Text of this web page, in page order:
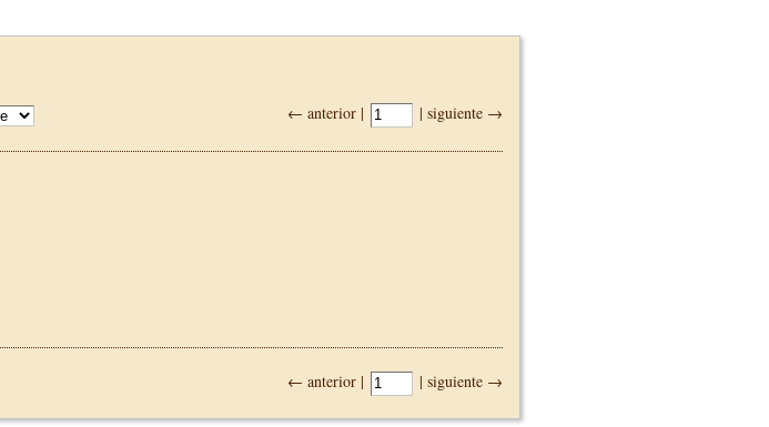
← anterior | | siguiente →
← anterior | | siguiente →